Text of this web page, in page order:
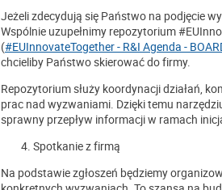
Jeżeli zdecydują się Państwo na podjęcie
Wspólnie uzupełnimy repozytorium
(#EUInnovateTogether - R&I Agenda -
chcieliby Państwo skierować do firmy.
Repozytorium służy koordynacji działań,
prac nad wyzwaniami. Dzięki temu
sprawny przepływ informacji w ramach
Spotkanie z firmą
Na podstawie zgłoszeń będziemy